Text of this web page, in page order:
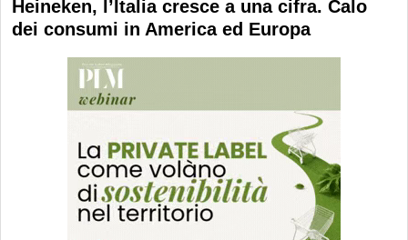
Heineken, l’Italia cresce a una cifra. Calo
dei consumi in America ed Europa